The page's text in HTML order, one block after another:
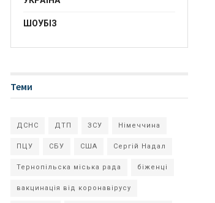
ШОУБІЗ
Теми
ДСНС ДТП ЗСУ Німеччина
ПЦУ СБУ США Сергій Надал
Тернопільска міська рада біженці
вакцинація від коронавірусу